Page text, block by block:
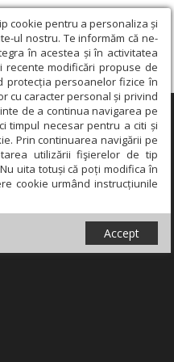
cookie pentru a personaliza și
ul nostru. Te informăm că ne-
în acestea și în activitatea
recente modificări propuse de
protecția persoanelor fizice în
cu caracter personal și privind
de a continua navigarea pe
timpul necesar pentru a citi și
Prin continuarea navigării pe
utilizării fişierelor de tip
uita totuși că poți modifica în
cookie urmând instrucțiunile
Accept
×